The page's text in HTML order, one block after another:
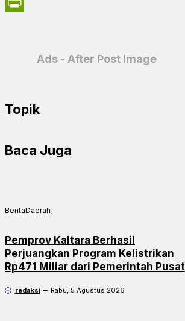
Ads - After Post Image
Topik
Baca Juga
BeritaDaerah
Pemprov Kaltara Berhasil
Perjuangkan Program Kelistrikan
Rp471 Miliar dari Pemerintah Pusat
redaksi Rabu, 5 Agustus 2026